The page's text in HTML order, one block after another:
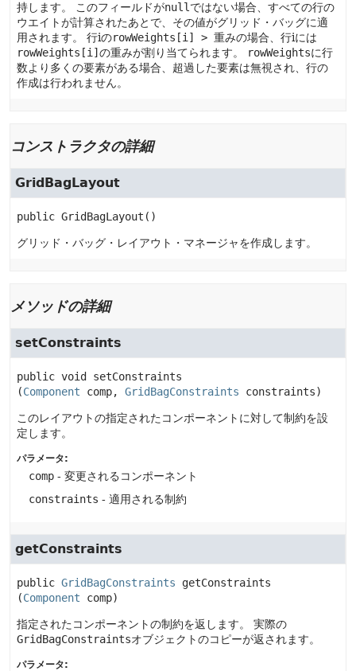
持します。
このフィールドがnull ではない場合、すべての行の
ウエイトが計算されたあとで、その値がグリッド・バッグに適
用されます。
行iのrowWeights[i] > 重みの場合、行iには
rowWeights[i] の重みが割り当てられます。 rowWeightsに行
数より多くの要素がある場合、超過した要素は無視され、行の
作成は行われません。
コンストラクタの詳細
GridBagLayout
public GridBagLayout ()
グリッド・バッグ・レイアウト・マネージャを作成します。
メソッドの詳細
setConstraints
public void
setConstraints
(Component comp, GridBagConstraints constraints)
このレイアウトの指定されたコンポーネントに対して制約を設
定します。
パラメータ:
comp - 変更されるコンポーネント
constraints - 適用される制約
getConstraints
public GridBagConstraints
getConstraints
(Component comp)
指定されたコンポーネントの制約を返します。
実際の
GridBagConstraintsオブジェクトのコピーが返されます。
パラメータ: